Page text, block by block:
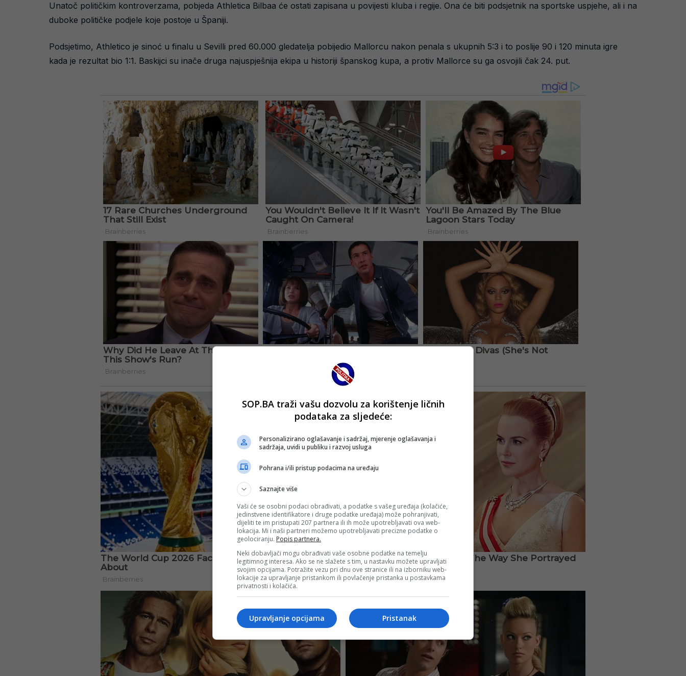
Unatoč političkim kontroverzama, pobjeda Athletica Bilbaa će ostati zapisana u povijesti kluba i regije. Ona će biti podsjetnik na sportske uspjehe, ali i na
duboke političke podjele koje postoje u Španiji.
Podsjetimo, Athletico je sinoć u finalu u Sevilli pred 60.000 gledatelja pobijedio Mallorcu nakon penala s ukupnih 5:3 i to poslije 90 i 120 minuta igre
kada je rezultat bio 1:1. Baskijci su inače druga najuspješnija ekipa u historiji španskog kupa, a protiv Mallorce su ga osvojili čak 24. put.
SOP.BA traži vašu dozvolu za korištenje ličnih
podataka za sljedeće:
Personalizirano oglašavanje i sadržaj, mjerenje oglašavanja i
sadržaja, uvidi u publiku i razvoj usluga
Pohrana i/ili pristup podacima na uređaju
Saznajte više
Vaši će se osobni podaci obrađivati, a podatke s vašeg uređaja (kolačiće,
jedinstvene identifikatore i druge podatke uređaja) može pohranjivati,
dijeliti te im pristupati 207 partnera ili ih može upotrebljavati ova web-
lokacija. Mi i naši partneri možemo upotrebljavati precizne podatke o
geolociranju. Popis partnera.
Neki dobavljači mogu obrađivati vaše osobne podatke na temelju
legitimnog interesa. Ako se ne slažete s tim, u nastavku možete upravljati
svojim opcijama. Potražite vezu pri dnu ove stranice ili na izborniku web-
lokacije za upravljanje pristankom ili povlačenje pristanka u postavkama
privatnosti i kolačića.
Pristanak
Upravljanje opcijama